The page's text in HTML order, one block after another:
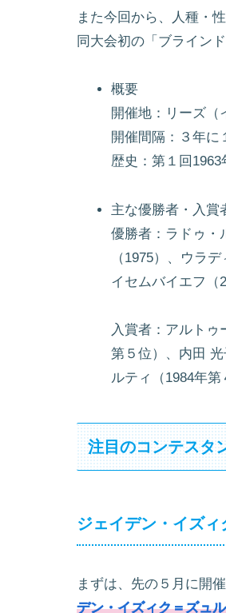
また今回から、人種・
同大会初の「ブライン
概要
開催地：リーズ（
開催間隔：３年に
歴史：第１回1963
主な優勝者・入賞
優勝者：ラドゥ・
（1975）、ウラ
イセムバイエフ（
入賞者：アルトゥ
第５位）、内田
ルティ（1984年第
注目のコンテスタ
ジェイデン・イズ
まずは、先の５月に開
デン・イズィク＝ズュ